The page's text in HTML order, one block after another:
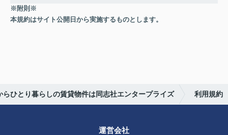
※附則※
本規約はサイト公開日から実施するものとします。
ひとり暮らしの賃貸物件は同志社エンタープライズ 利用規約
運営会社